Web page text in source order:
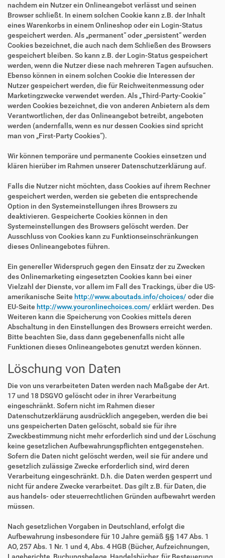
nachdem ein Nutzer ein Onlineangebot verlässt und seinen
Browser schließt. In einem solchen Cookie kann z.B. der Inhalt
eines Warenkorbs in einem Onlineshop oder ein Login-Status
gespeichert werden. Als „permanent“ oder „persistent“ werden
Cookies bezeichnet, die auch nach dem Schließen des Browsers
gespeichert bleiben. So kann z.B. der Login-Status gespeichert
werden, wenn die Nutzer diese nach mehreren Tagen aufsuchen.
Ebenso können in einem solchen Cookie die Interessen der
Nutzer gespeichert werden, die für Reichweitenmessung oder
Marketingzwecke verwendet werden. Als „Third-Party-Cookie“
werden Cookies bezeichnet, die von anderen Anbietern als dem
Verantwortlichen, der das Onlineangebot betreibt, angeboten
werden (andernfalls, wenn es nur dessen Cookies sind spricht
man von „First-Party Cookies“).
Wir können temporäre und permanente Cookies einsetzen und
klären hierüber im Rahmen unserer Datenschutzerklärung auf.
Falls die Nutzer nicht möchten, dass Cookies auf ihrem Rechner
gespeichert werden, werden sie gebeten die entsprechende
Option in den Systemeinstellungen ihres Browsers zu
deaktivieren. Gespeicherte Cookies können in den
Systemeinstellungen des Browsers gelöscht werden. Der
Ausschluss von Cookies kann zu Funktionseinschränkungen
dieses Onlineangebotes führen.
Ein genereller Widerspruch gegen den Einsatz der zu Zwecken
des Onlinemarketing eingesetzten Cookies kann bei einer
Vielzahl der Dienste, vor allem im Fall des Trackings, über die US-
amerikanische Seite http://www.aboutads.info/choices/ oder die
EU-Seite http://www.youronlinechoices.com/ erklärt werden. Des
Weiteren kann die Speicherung von Cookies mittels deren
Abschaltung in den Einstellungen des Browsers erreicht werden.
Bitte beachten Sie, dass dann gegebenenfalls nicht alle
Funktionen dieses Onlineangebotes genutzt werden können.
Löschung von Daten
Die von uns verarbeiteten Daten werden nach Maßgabe der Art.
17 und 18 DSGVO gelöscht oder in ihrer Verarbeitung
eingeschränkt. Sofern nicht im Rahmen dieser
Datenschutzerklärung ausdrücklich angegeben, werden die bei
uns gespeicherten Daten gelöscht, sobald sie für ihre
Zweckbestimmung nicht mehr erforderlich sind und der Löschung
keine gesetzlichen Aufbewahrungspflichten entgegenstehen.
Sofern die Daten nicht gelöscht werden, weil sie für andere und
gesetzlich zulässige Zwecke erforderlich sind, wird deren
Verarbeitung eingeschränkt. D.h. die Daten werden gesperrt und
nicht für andere Zwecke verarbeitet. Das gilt z.B. für Daten, die
aus handels- oder steuerrechtlichen Gründen aufbewahrt werden
müssen.
Nach gesetzlichen Vorgaben in Deutschland, erfolgt die
Aufbewahrung insbesondere für 10 Jahre gemäß §§ 147 Abs. 1
AO, 257 Abs. 1 Nr. 1 und 4, Abs. 4 HGB (Bücher, Aufzeichnungen,